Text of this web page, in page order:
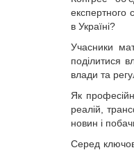
експертного
в Україні?
Учасники
поділитися
влади та
Як
реалій,
новин і
Серед